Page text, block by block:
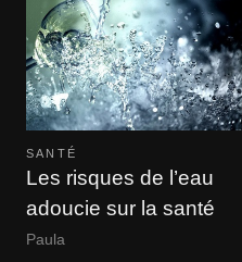
SANTÉ
Les risques de l’eau
adoucie sur la santé
Paula